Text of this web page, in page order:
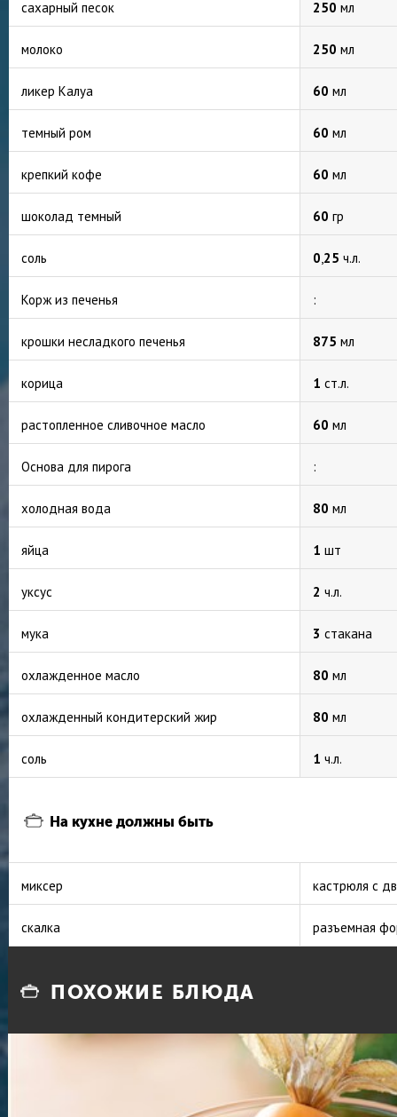
сахарный песок 250 мл
молоко 250 мл
ликер Калуа 60 мл
темный ром 60 мл
крепкий кофе 60 мл
шоколад темный 60 гр
соль 0 25 ч.л.
Корж из печенья :
крошки несладкого печенья 875 мл
корица 1 ст.л.
растопленное сливочное масло 60 мл
Основа для пирога :
холодная вода 80 мл
яйца 1 шт
уксус 2 ч.л.
мука 3 стакана
охлажденное масло 80 мл
охлажденный кондитерский жир 80 мл
соль 1 ч.л.
На кухне должны быть
миксер кастрюля с
скалка разъемная
ПОХОЖИЕ БЛЮДА